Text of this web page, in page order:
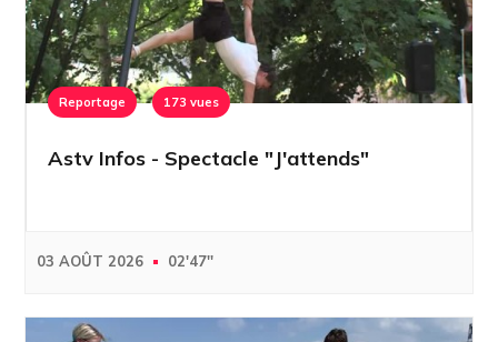
Reportage 173 vues
Astv Infos - Spectacle "J'attends"
03 AOÛT 2026 02'47''